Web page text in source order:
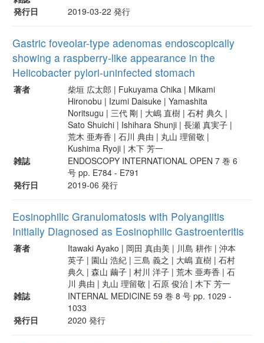
発行日
2019-03-22 発行
Gastric foveolar-type adenomas endoscopically
showing a raspberry-like appearance in the
Helicobacter pylori-uninfected stomach
著者
柴垣 広太郎 | Fukuyama Chika | Mikami
Hironobu | Izumi Daisuke | Yamashita
Noritsugu | 三代 剛 | 大嶋 直樹 | 石村 典久 |
Sato Shuichi | Ishihara Shunji | 長瀬 真実子 |
荒木 亜寿香 | 石川 典由 | 丸山 理留敬 |
Kushima Ryoji | 木下 芳一
雑誌
ENDOSCOPY INTERNATIONAL OPEN 7 巻 6
号 pp. E784 - E791
発行日
2019-06 発行
Eosinophilic Granulomatosis with Polyangiitis
Initially Diagnosed as Eosinophilic Gastroenteritis
著者
Itawaki Ayako | 岡田 真由美 | 川島 耕作 | 沖本
英子 | 園山 浩紀 | 三島 義之 | 大嶋 直樹 | 石村
典久 | 森山 繭子 | 村川 洋子 | 荒木 亜寿香 | 石
川 典由 | 丸山 理留敬 | 石原 俊治 | 木下 芳一
雑誌
INTERNAL MEDICINE 59 巻 8 号 pp. 1029 -
1033
発行日
2020 発行